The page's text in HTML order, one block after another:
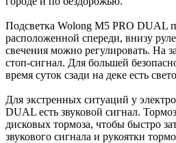
Подсветка Wolong M5 PRO DUAL
расположенной спереди, внизу
свечения можно регулировать. На
стоп-сигнал. Для большей
время суток сзади на деке есть
Для экстренных ситуаций у
DUAL есть звуковой сигнал.
дисковых тормоза, чтобы быстро
звукового сигнала и рукоятки